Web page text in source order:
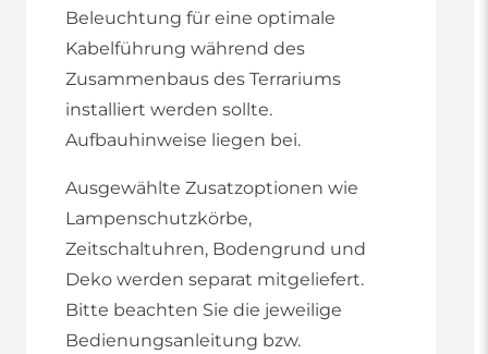
Beleuchtung für eine optimale
Kabelführung während des
Zusammenbaus des Terrariums
installiert werden sollte.
Aufbauhinweise liegen bei.
Ausgewählte Zusatzoptionen wie
Lampenschutzkörbe,
Zeitschaltuhren, Bodengrund und
Deko werden separat mitgeliefert.
Bitte beachten Sie die jeweilige
Bedienungsanleitung bzw.